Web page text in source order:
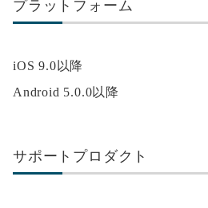
プラットフォーム
iOS 9.0以降
Android 5.0.0以降
サポートプロダクト